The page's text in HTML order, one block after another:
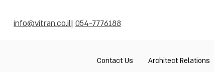
info@vitran.co.il| 054-7776188
Architect Relations
Contact Us